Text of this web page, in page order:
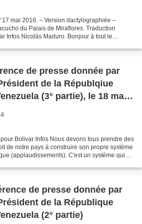
mai 2016. – Version dactylographiée –
du Palais de Miraflores. Traduction
Infos Nicolás Maduro. Bonjour à tout le
de presse donnée par
de la Républqiue
(3° partie), le 18 mai
Bolivar Infos Nous devons tous prendre des
de notre pays à construire son propre système
(applaudissements). C'est un système qui a
de presse donnée par
de la République
(2° partie)